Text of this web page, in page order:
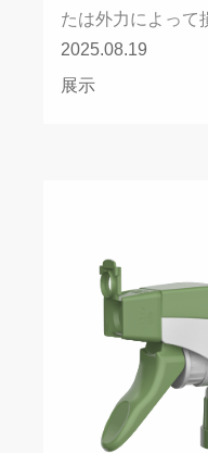
たは外力によって
2025.08.19
展示